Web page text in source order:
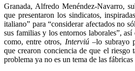
Granada, Alfredo Menéndez-Navarro,
que presentaron los sindicatos,
italiano” para “considerar afectados no
sus familias y los entornos laborales”,
como, entre otros, Interviú–lo subrayo
que crearon conciencia de que el riesgo
problema ya no es un tema de las